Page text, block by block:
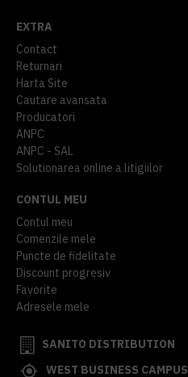
EXTRA
Contact
Returnari
Harta Site
Cautare avansata
Producatori
ANPC
ANPC - SAL
Solutionarea online a litigiilor
CONTUL MEU
Contul meu
Comenzile mele
Puncte de fidelitate
Discount progresiv
Favorite
Adresele mele
SANITO DISTRIBUTION
WEST BUSINESS CAMPUS